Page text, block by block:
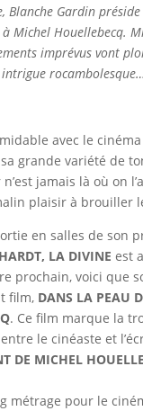
Blanche Gardin
Michel Houellebecq.
imprévus vont
rocambolesque…
avec le
sa grande variété de
jamais là où on
plaisir à brouiller
en salles de son
LA DIVINE est
prochain, voici que
film, DANS LA PEAU
. Ce film marque la
le cinéaste et
DE MICHEL
métrage pour le